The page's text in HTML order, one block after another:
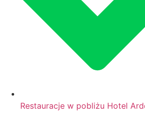
Restauracje w pobliżu Hotel